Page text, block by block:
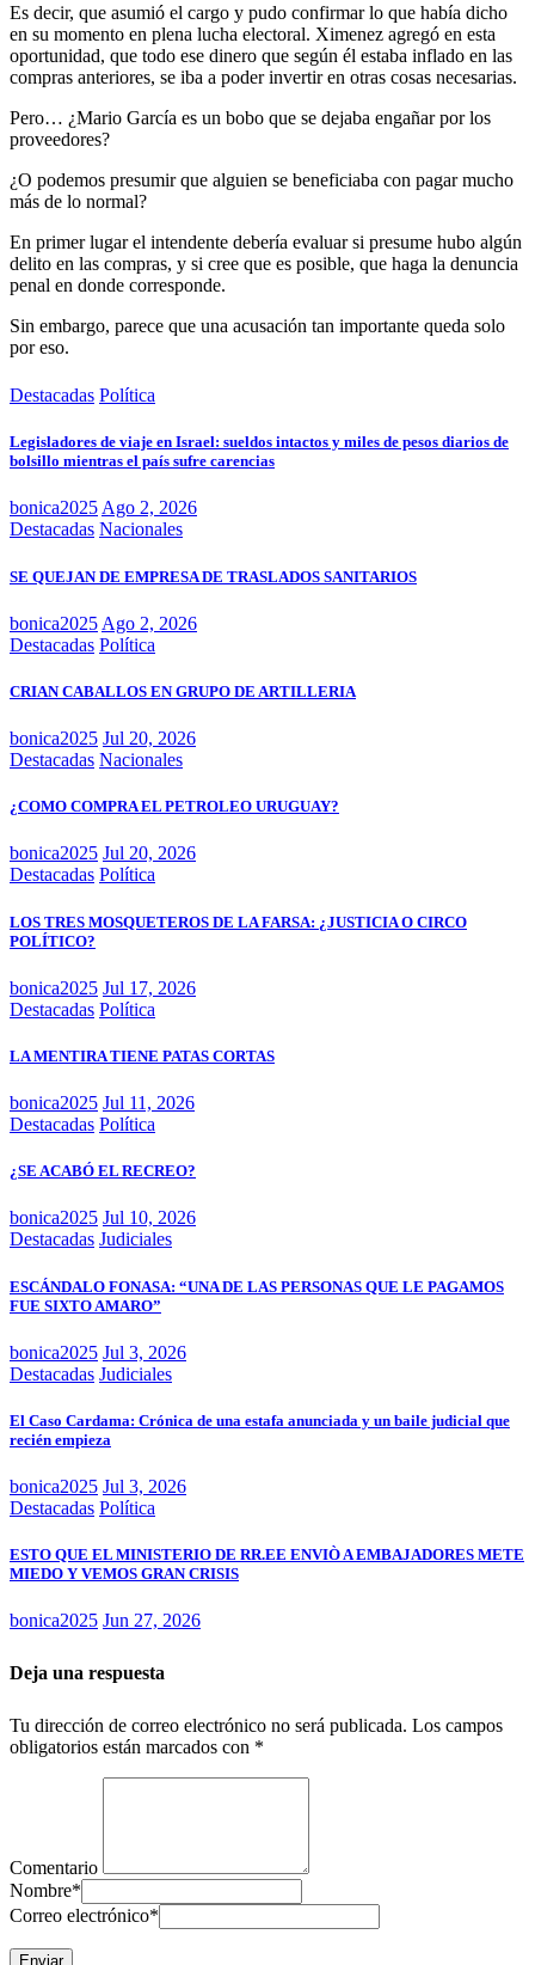
Es decir, que asumió el cargo y pudo confirmar lo que había dicho
en su momento en plena lucha electoral. Ximenez agregó en esta
oportunidad, que todo ese dinero que según él estaba inflado en las
compras anteriores, se iba a poder invertir en otras cosas necesarias.
Pero… ¿Mario García es un bobo que se dejaba engañar por los
proveedores?
¿O podemos presumir que alguien se beneficiaba con pagar mucho
más de lo normal?
En primer lugar el intendente debería evaluar si presume hubo algún
delito en las compras, y si cree que es posible, que haga la denuncia
penal en donde corresponde.
Sin embargo, parece que una acusación tan importante queda solo
por eso.
Destacadas Política
Legisladores de viaje en Israel: sueldos intactos y miles de pesos diarios de
bolsillo mientras el país sufre carencias
bonica2025 Ago 2, 2026
Destacadas Nacionales
SE QUEJAN DE EMPRESA DE TRASLADOS SANITARIOS
bonica2025 Ago 2, 2026
Destacadas Política
CRIAN CABALLOS EN GRUPO DE ARTILLERIA
bonica2025 Jul 20, 2026
Destacadas Nacionales
¿COMO COMPRA EL PETROLEO URUGUAY?
bonica2025 Jul 20, 2026
Destacadas Política
LOS TRES MOSQUETEROS DE LA FARSA: ¿JUSTICIA O CIRCO
POLÍTICO?
bonica2025 Jul 17, 2026
Destacadas Política
LA MENTIRA TIENE PATAS CORTAS
bonica2025 Jul 11, 2026
Destacadas Política
¿SE ACABÓ EL RECREO?
bonica2025 Jul 10, 2026
Destacadas Judiciales
ESCÁNDALO FONASA: “UNA DE LAS PERSONAS QUE LE PAGAMOS
FUE SIXTO AMARO”
bonica2025 Jul 3, 2026
Destacadas Judiciales
El Caso Cardama: Crónica de una estafa anunciada y un baile judicial que
recién empieza
bonica2025 Jul 3, 2026
Destacadas Política
ESTO QUE EL MINISTERIO DE RR.EE ENVIÒ A EMBAJADORES METE
MIEDO Y VEMOS GRAN CRISIS
bonica2025 Jun 27, 2026
Deja una respuesta
Tu dirección de correo electrónico no será publicada. Los campos
obligatorios están marcados con *
Comentario
Nombre*
Correo electrónico*